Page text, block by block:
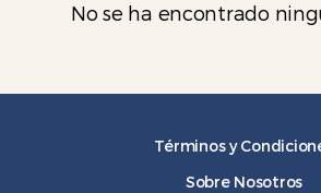
No se ha encontrado
Términos y
Sobre Nosotros